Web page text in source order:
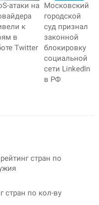
атаки на
к
в
Twitter
Московский
городской
суд признал
законной
блокировку
социальной
сети LinkedIn
в РФ
стран по
стран по кол-ву